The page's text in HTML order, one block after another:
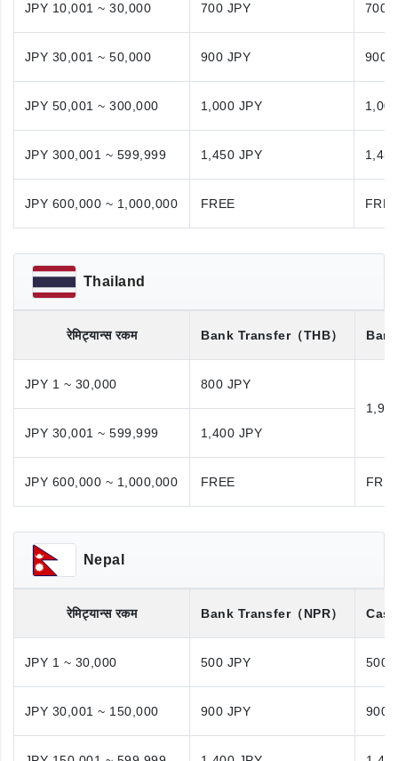
JPY 10,001 ~ 30,000 700 JPY 700
JPY 30,001 ~ 50,000 900 JPY 900
JPY 50,001 ~ 300,000 1,000 JPY
JPY 300,001 ~ 599,999 1,450 JPY
JPY 600,000 ~ 1,000,000 FREE
Thailand
रेमिट्यान्स रकम Bank Transfer（THB）
JPY 1 ~ 30,000
800 JPY
JPY 30,001 ~ 599,999
1,400 JPY
JPY 600,000 ~ 1,000,000 FREE
Nepal
रेमिट्यान्स रकम Bank Transfer（NPR）
JPY 1 ~ 30,000 500 JPY 500
JPY 30,001 ~ 150,000 900 JPY 900